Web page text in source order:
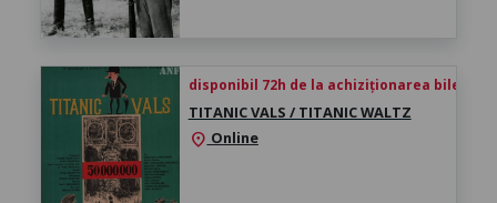
disponibil 72h de la achiziționarea biletului
TITANIC VALS / TITANIC WALTZ
location_on Online